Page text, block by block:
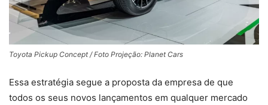
Toyota Pickup Concept / Foto Projeção: Planet Cars
Essa estratégia segue a proposta da empresa de que
todos os seus novos lançamentos em qualquer mercado